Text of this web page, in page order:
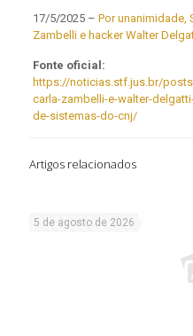
17/5/2025 – Por unanimidade,
Zambelli e hacker Walter
Fonte oficial:
https://noticias.stf.jus.br/
carla-zambelli-e-walter-
de-sistemas-do-cnj/
Artigos relacionados
5 de agosto de 2026